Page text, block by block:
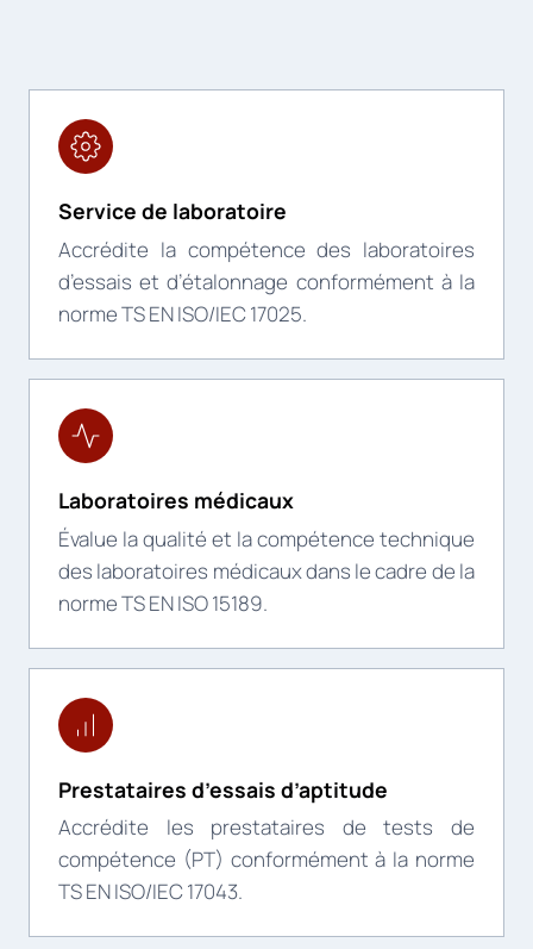
Service de laboratoire
Accrédite la compétence des laboratoires
d’essais et d’étalonnage conformément à la
norme TS EN ISO/IEC 17025.
Laboratoires médicaux
Évalue la qualité et la compétence technique
des laboratoires médicaux dans le cadre de la
norme TS EN ISO 15189.
Prestataires d’essais d’aptitude
Accrédite les prestataires de tests de
compétence (PT) conformément à la norme
TS EN ISO/IEC 17043.